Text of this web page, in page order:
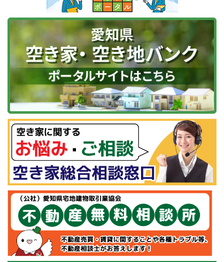
を識別することはありません。
なお、クッキーを拒否された場合でも、本サイトの閲覧
などのサービスを利用いただけますが、クッキーを利用
した上記サービスが制限されます点はご了承ください。
同様にアクセス解析、広告配信などのため、契約してい
る広告システムによりクッキー等を利用していますが個
人を識別することはありません。
10．ログファイルの管理
本サイトにアクセスされた方の情報をアクセスログとい
う形で記録しています。アクセスログは、アクセスされ
た方のドメイン名やＩＰアドレス、使用しているブラウ
ザの種類、アクセス日時などが含まれますが、個人を特
定できる情報を含むものではありません。アクセスログ
は本サイトの管理や利用状況に関する統計処理のために
活用されますが、それ以外の目的に利用されることはあ
りません。
11．本サイトからのリンク
本サイトから他のサイトにリンクする場合があります
が、個人情報は共有しておりません。リンク先のサイト